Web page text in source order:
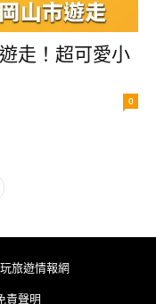
走！超可愛小
0
旅遊情報網
責聲明